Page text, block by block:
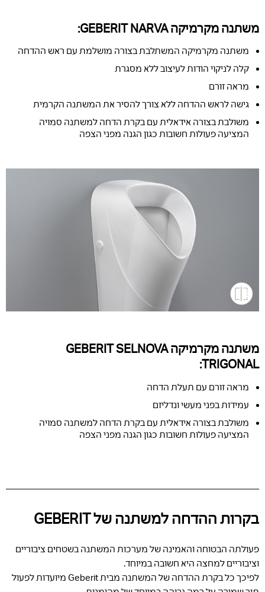
משתנה מקרמיקה GEBERIT NARVA:
משתנה מקרמיקה המשתלבת בצורה מושלמת עם ראש ההדחה
קלה לניקוי הודות לעיצוב ללא מסגרת
מראה זורם
גישה לראש ההדחה ללא צורך להסיר את המשתנה הקרמית
משולבת בצורה אידאלית עם בקרת הדחה למשתנה סמויה
המציעה פעולות חשובות כגון הגנה מפני הצפה
משתנה מקרמיקה GEBERIT SELNOVA
TRIGONAL:
מראה זורם עם תעלת הדחה
עמידות בפני מעשי ונדליזם
משולבת בצורה אידאלית עם בקרת הדחה למשתנה סמויה
המציעה פעולות חשובות כגון הגנה מפני הצפה
בקרות ההדחה למשתנה של GEBERIT
פעולתה הבטוחה והאמינה של מערכות המשתנה בשטחים ציבוריים
וציבוריים למחצה היא חשובה במיוחד.
לפיכך כל בקרת ההדחה של המשתנה מבית Geberit מיועדות לפעול